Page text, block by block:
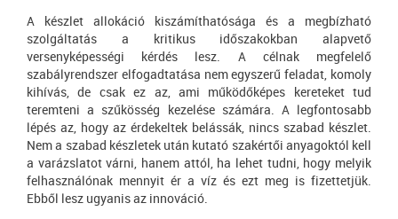
A készlet allokáció kiszámíthatósága és a megbízható
szolgáltatás a kritikus időszakokban alapvető
versenyképességi kérdés lesz. A célnak megfelelő
szabályrendszer elfogadtatása nem egyszerű feladat, komoly
kihívás, de csak ez az, ami működőképes kereteket tud
teremteni a szűkösség kezelése számára. A legfontosabb
lépés az, hogy az érdekeltek belássák, nincs szabad készlet.
Nem a szabad készletek után kutató szakértői anyagoktól kell
a varázslatot várni, hanem attól, ha lehet tudni, hogy melyik
felhasználónak mennyit ér a víz és ezt meg is fizettetjük.
Ebből lesz ugyanis az innováció.